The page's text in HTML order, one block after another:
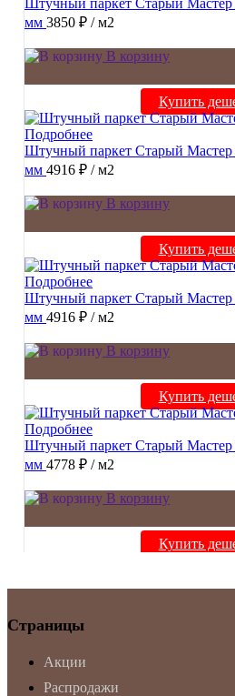
Штучный паркет Старый Мастер
мм 3850 ₽ / м2
В корзину
Купить
Подробнее
Штучный паркет Старый Мастер
мм 4916 ₽ / м2
В корзину
Купить
Подробнее
Штучный паркет Старый Мастер
мм 4916 ₽ / м2
В корзину
Купить
Подробнее
Штучный паркет Старый Мастер
мм 4778 ₽ / м2
В корзину
Купить
Страницы
Акции
Распродажи